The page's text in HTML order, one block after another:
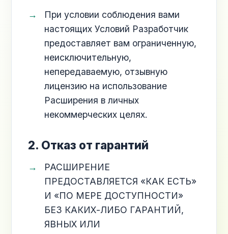
При условии соблюдения вами
настоящих Условий Разработчик
предоставляет вам ограниченную,
неисключительную,
непередаваемую, отзывную
лицензию на использование
Расширения в личных
некоммерческих целях.
2. Отказ от гарантий
РАСШИРЕНИЕ
ПРЕДОСТАВЛЯЕТСЯ «КАК ЕСТЬ»
И «ПО МЕРЕ ДОСТУПНОСТИ»
БЕЗ КАКИХ-ЛИБО ГАРАНТИЙ,
ЯВНЫХ ИЛИ